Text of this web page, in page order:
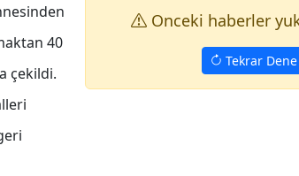
40
çekildi.
Onceki haberler
Tekrar Dene